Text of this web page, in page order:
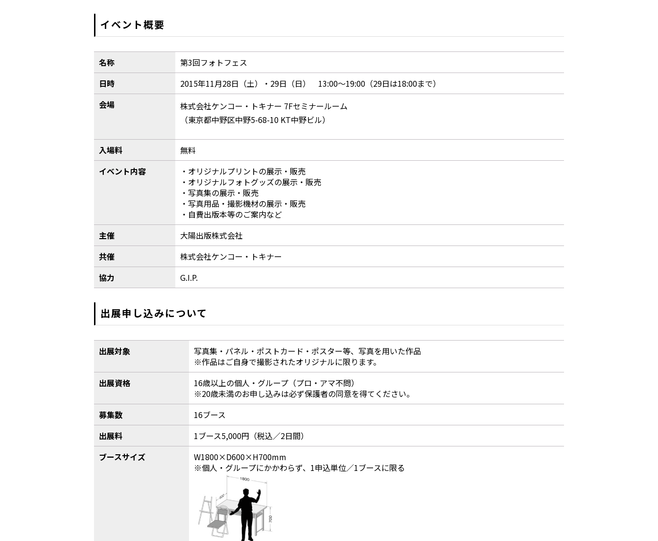
イベント概要
名称
第3回フォトフェス
日時
2015年11月28日（土）・29日（日） 13:00～19:00（29日は18:00まで）
会場
株式会社ケンコー・トキナー 7Fセミナールーム
（東京都中野区中野5-68-10 KT中野ビル）
入場料
無料
イベント内容
・オリジナルプリントの展示・販売
・オリジナルフォトグッズの展示・販売
・写真集の展示・販売
・写真用品・撮影機材の展示・販売
・自費出版本等のご案内など
主催
大陽出版株式会社
共催
株式会社ケンコー・トキナー
協力
G.I.P.
出展申し込みについて
出展対象
写真集・パネル・ポストカード・ポスター等、写真を用いた作品
※作品はご自身で撮影されたオリジナルに限ります。
出展資格
16歳以上の個人・グループ（プロ・アマ不問）
※20歳未満のお申し込みは必ず保護者の同意を得てください。
募集数
16ブース
出展料
1ブース5,000円（税込／2日間）
ブースサイズ
W1800×D600×H700mm
※個人・グループにかかわらず、1申込単位／1ブースに限る